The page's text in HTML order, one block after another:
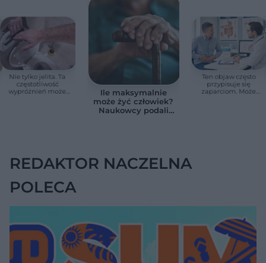
Nie tylko jelita. Ta
częstotliwość
wypróżnień może
Ile maksymalnie
może żyć człowiek?
Naukowcy podali
Ten objaw często
przypisuje się
zaparciom. Może
REDAKTOR NACZELNA
POLECA